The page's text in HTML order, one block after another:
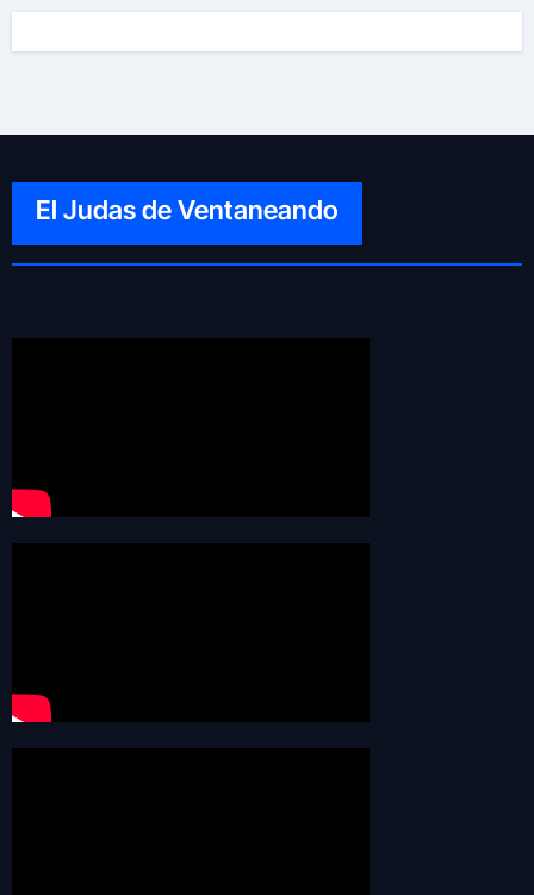
El Judas de Ventaneando